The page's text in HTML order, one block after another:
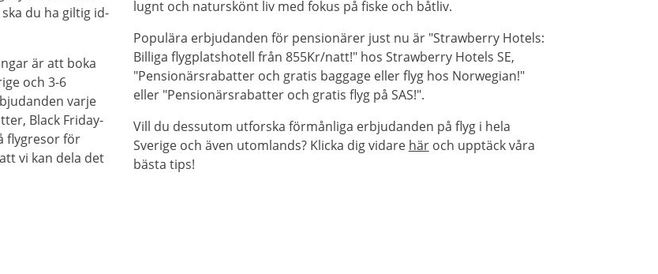
du ha giltig id-
är att boka
och 3-6
varje
Black Friday-
flygresor för
vi kan dela det
lugnt och naturskönt liv med fokus på fiske och båtliv.
Populära erbjudanden för pensionärer just nu är "Strawberry Hotels:
Billiga flygplatshotell från 855Kr/natt!" hos Strawberry Hotels SE,
"Pensionärsrabatter och gratis baggage eller flyg hos Norwegian!"
eller "Pensionärsrabatter och gratis flyg på SAS!".
Vill du dessutom utforska förmånliga erbjudanden på flyg i hela
Sverige och även utomlands? Klicka dig vidare häroch upptäck våra
bästa tips!